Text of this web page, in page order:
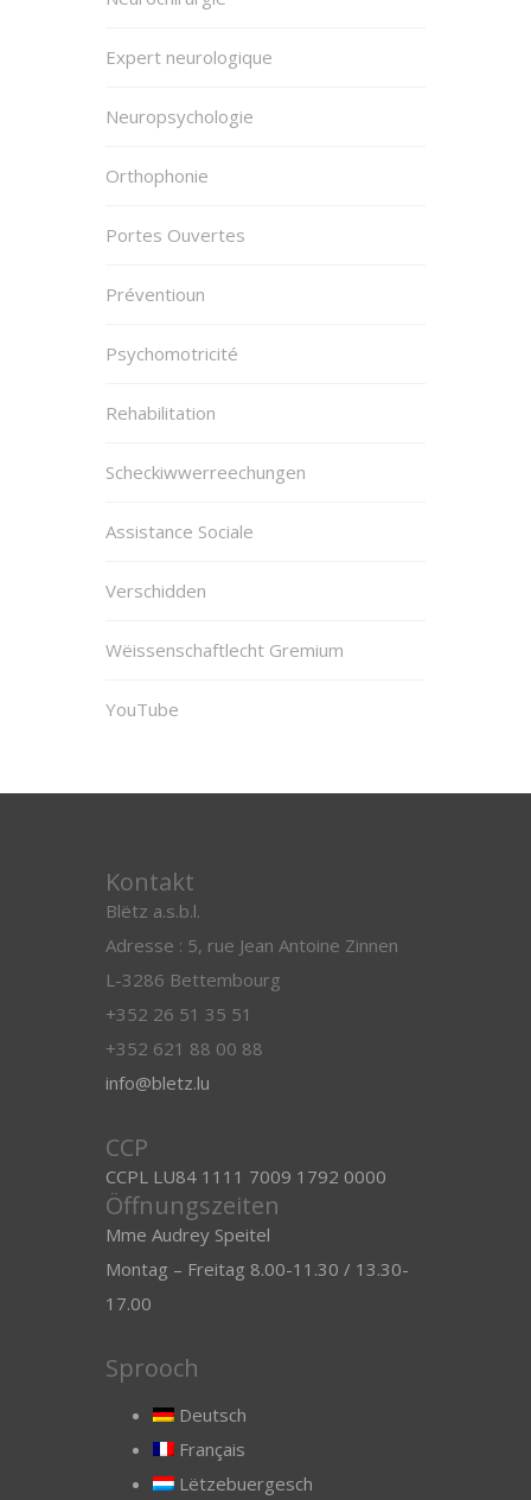
Expert neurologique
Neuropsychologie
Orthophonie
Portes Ouvertes
Préventioun
Psychomotricité
Rehabilitation
Scheckiwwerreechungen
Assistance Sociale
Verschidden
Wëissenschaftlecht Gremium
YouTube
Kontakt
Blëtz a.s.b.l.
Adresse : 5, rue Jean Antoine Zinnen
L-3286 Bettembourg
+352 26 51 35 51
+352 621 88 00 88
info@bletz.lu
CCP
CCPL LU84 1111 7009 1792 0000
Öffnungszeiten
Mme Audrey Speitel
Montag – Freitag 8.00-11.30 / 13.30-
17.00
Sprooch
Deutsch
Français
Lëtzebuergesch